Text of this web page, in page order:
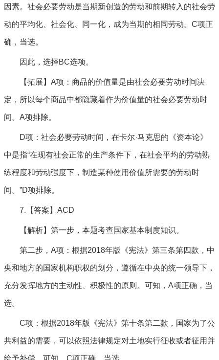
因素。社会必要劳动是当期新创造的劳动和前期转入的社会劳
动的平均化、社会化、同一化，成为当期的相同劳动。C项正
确，当选。
因此，选择BC选项。
【拓展】A项：商品的价值量是由社会必要劳动时间决
定，所以每个商品中都隐藏着作为价值量的社会必要劳动时
间。A项排除。
D项：社会必要劳动时间，在卡尔·马克思的《资本论》
中是指“在现有社会正常的生产条件下，在社会平均的劳动熟
练程度和劳动强度下，制造某种使用价值所需要的劳动时
间。”D项排除。
7.【答案】ACD
【解析】第一步，本题考查国家基本制度知识。
第二步，A项：根据2018年版《宪法》第三条第四款，中
央和地方的国家机构职权的划分，遵循在中央的统一领导下，
充分发挥地方的主动性、积极性的原则。可知，A项正确，当
选。
C项：根据2018年版《宪法》第十条第二款，国家为了公
共利益的需要，可以依照法律规定对土地实行征收或者征用并
给予补偿。可知，C项正确，当选。